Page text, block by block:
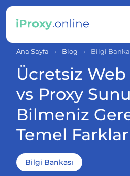
Ana Sayfa › Blog › Bilgi
Ücretsiz
vs Proxy
Bilmeniz
Temel Farklar
Bilgi Bankası